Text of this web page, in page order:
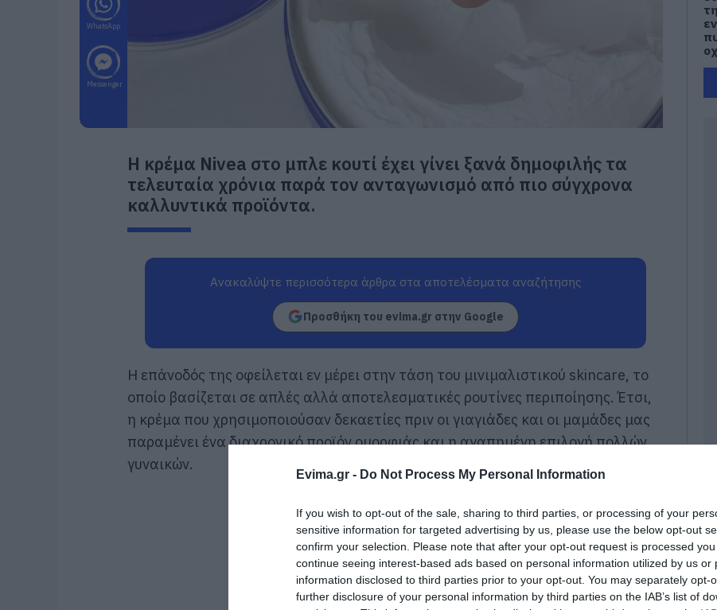
Evima.gr - Do Not Process My Personal Information
If you wish to opt-out of the sale, sharing to third parties, or processing of your
sensitive information for targeted advertising by us, please use the below opt-out
confirm your selection. Please note that after your opt-out request is processed
continue seeing interest-based ads based on personal information utilized by us or
information disclosed to third parties prior to your opt-out. You may separately opt-
further disclosure of your personal information by third parties on the IAB’s list of
WhatsApp
Messenger
Η κρέμα Nivea στο μπλε κουτί έχει γίνει ξανά δημοφιλής τα
τελευταία χρόνια παρά τον ανταγωνισμό από πιο σύγχρονα
καλλυντικά προϊόντα.
Ανακαλύψτε περισσότερα άρθρα στα αποτελέσματα αναζήτησης
Προσθήκη του evima.gr στην Google
Η επάνοδός της οφείλεται εν μέρει στην τάση του μινιμαλιστικού skincare, το
οποίο βασίζεται σε απλές αλλά αποτελεσματικές ρουτίνες περιποίησης. Έτσι,
η κρέμα που χρησιμοποιούσαν δεκαετίες πριν οι γιαγιάδες και οι μαμάδες μας
παραμένει ένα διαχρονικό προϊόν ομορφιάς και η αγαπημένη επιλογή πολλών
γυναικών.